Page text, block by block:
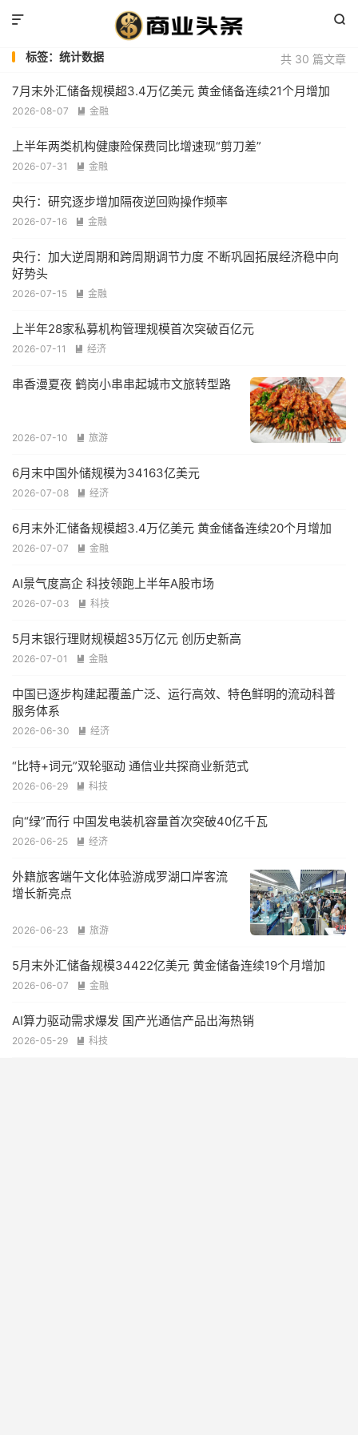


共 30 篇文章
标签：统计数据
7月末外汇储备规模超3.4万亿美元 黄金储备连续21个月增加
2026-08-07  金融
上半年两类机构健康险保费同比增速现“剪刀差”
2026-07-31  金融
央行：研究逐步增加隔夜逆回购操作频率
2026-07-16  金融
央行：加大逆周期和跨周期调节力度 不断巩固拓展经济稳中向
好势头
2026-07-15  金融
上半年28家私募机构管理规模首次突破百亿元
2026-07-11  经济
串香漫夏夜 鹤岗小串串起城市文旅转型路
2026-07-10  旅游
6月末中国外储规模为34163亿美元
2026-07-08  经济
6月末外汇储备规模超3.4万亿美元 黄金储备连续20个月增加
2026-07-07  金融
AI景气度高企 科技领跑上半年A股市场
2026-07-03  科技
5月末银行理财规模超35万亿元 创历史新高
2026-07-01  金融
中国已逐步构建起覆盖广泛、运行高效、特色鲜明的流动科普
服务体系
2026-06-30  经济
“比特+词元”双轮驱动 通信业共探商业新范式
2026-06-29  科技
向“绿”而行 中国发电装机容量首次突破40亿千瓦
2026-06-25  经济
外籍旅客端午文化体验游成罗湖口岸客流
增长新亮点
2026-06-23  旅游
5月末外汇储备规模34422亿美元 黄金储备连续19个月增加
2026-06-07  金融
AI算力驱动需求爆发 国产光通信产品出海热销
2026-05-29  科技